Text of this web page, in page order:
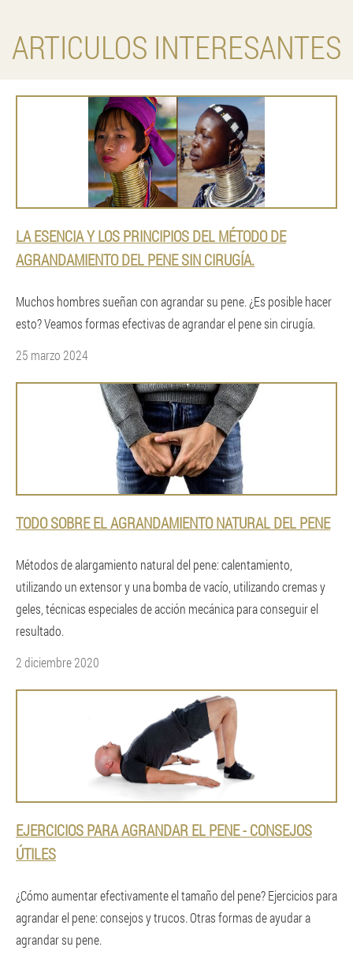
ARTICULOS INTERESANTES
LA ESENCIA Y LOS PRINCIPIOS DEL MÉTODO DE
AGRANDAMIENTO DEL PENE SIN CIRUGÍA.
Muchos hombres sueñan con agrandar su pene. ¿Es posible hacer
esto? Veamos formas efectivas de agrandar el pene sin cirugía.
25 marzo 2024
TODO SOBRE EL AGRANDAMIENTO NATURAL DEL PENE
Métodos de alargamiento natural del pene: calentamiento,
utilizando un extensor y una bomba de vacío, utilizando cremas y
geles, técnicas especiales de acción mecánica para conseguir el
resultado.
2 diciembre 2020
EJERCICIOS PARA AGRANDAR EL PENE - CONSEJOS
ÚTILES
¿Cómo aumentar efectivamente el tamaño del pene? Ejercicios para
agrandar el pene: consejos y trucos. Otras formas de ayudar a
agrandar su pene.